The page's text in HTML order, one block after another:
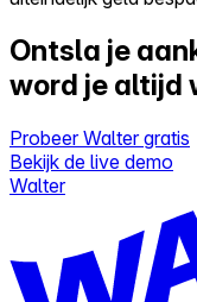
Ontsla je
word je altijd
Probeer Walter gratis
Bekijk de live demo
Walter